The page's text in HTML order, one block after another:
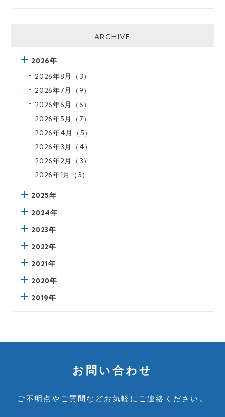
ARCHIVE
2026年
2026年8月（3）
2026年7月（9）
2026年6月（6）
2026年5月（7）
2026年4月（5）
2026年3月（4）
2026年2月（3）
2026年1月（3）
2025年
2024年
2023年
2022年
2021年
2020年
2019年
お問い合わせ
ご不明点やご質問などお気軽にご連絡ください。